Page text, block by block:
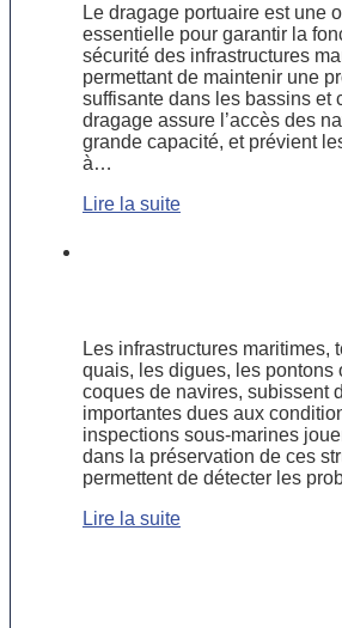
Le dragage portuaire est une
essentielle pour garantir la
sécurité des infrastructures
permettant de maintenir une
suffisante dans les bassins et
dragage assure l’accès des
grande capacité, et prévient
à…
Lire la suite
Les infrastructures maritimes,
quais, les digues, les pontons
coques de navires, subissent
importantes dues aux
inspections sous-marines
dans la préservation de ces
permettent de détecter les
Lire la suite